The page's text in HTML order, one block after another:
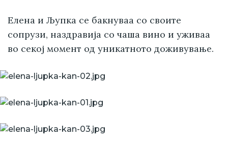
Елена и Љупка се бакнуваа со своите
сопрузи, наздравија со чаша вино и уживаа
во секој момент од уникатното доживување.